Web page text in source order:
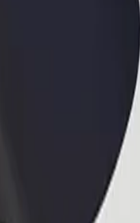
y encontrá la opción